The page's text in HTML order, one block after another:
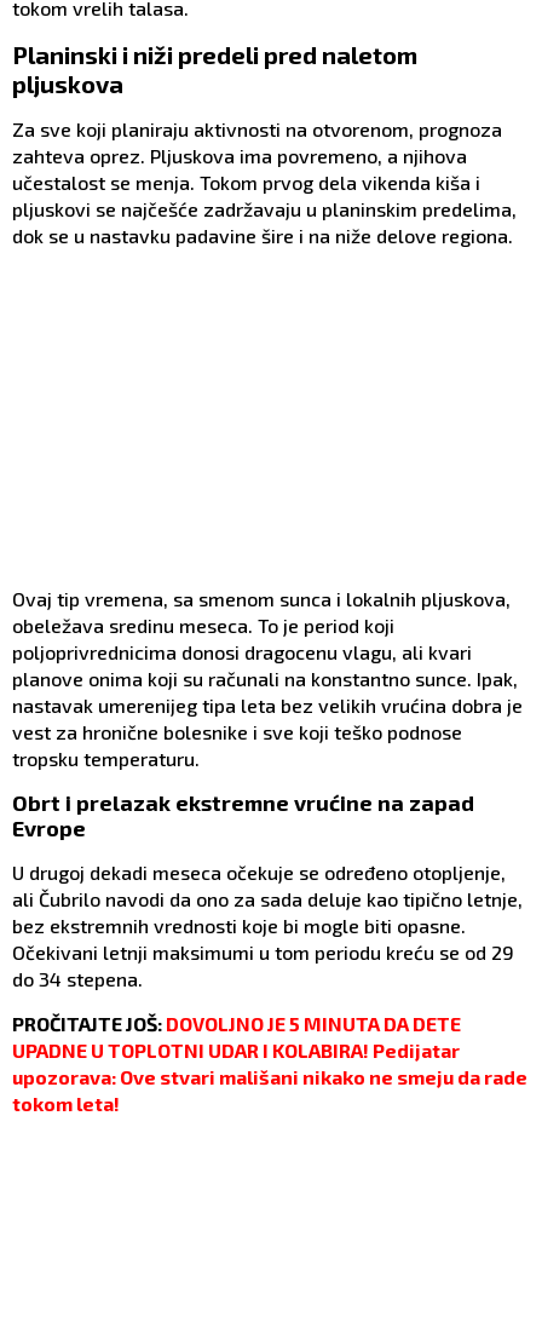
tokom vrelih talasa.
Planinski i niži predeli pred naletom
pljuskova
Za sve koji planiraju aktivnosti na otvorenom, prognoza
zahteva oprez. Pljuskova ima povremeno, a njihova
učestalost se menja. Tokom prvog dela vikenda kiša i
pljuskovi se najčešće zadržavaju u planinskim predelima,
dok se u nastavku padavine šire i na niže delove regiona.
Ovaj tip vremena, sa smenom sunca i lokalnih pljuskova,
obeležava sredinu meseca. To je period koji
poljoprivrednicima donosi dragocenu vlagu, ali kvari
planove onima koji su računali na konstantno sunce. Ipak,
nastavak umerenijeg tipa leta bez velikih vrućina dobra je
vest za hronične bolesnike i sve koji teško podnose
tropsku temperaturu.
Obrt i prelazak ekstremne vrućine na zapad
Evrope
U drugoj dekadi meseca očekuje se određeno otopljenje,
ali Čubrilo navodi da ono za sada deluje kao tipično letnje,
bez ekstremnih vrednosti koje bi mogle biti opasne.
Očekivani letnji maksimumi u tom periodu kreću se od 29
do 34 stepena.
PROČITAJTE JOŠ: DOVOLJNO JE 5 MINUTA DA DETE
UPADNE U TOPLOTNI UDAR I KOLABIRA! Pedijatar
upozorava: Ove stvari mališani nikako ne smeju da rade
tokom leta!